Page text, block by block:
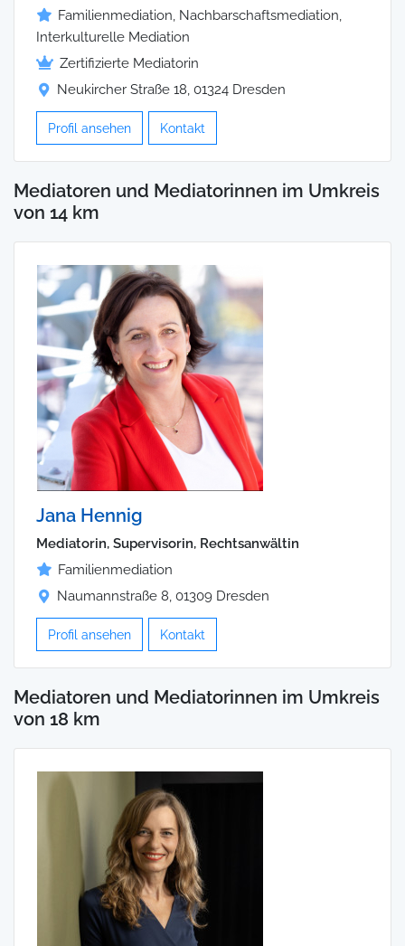
Familienmediation, Nachbarschaftsmediation,
Interkulturelle Mediation
Zertifizierte Mediatorin
Neukircher Straße 18, 01324 Dresden
Profil ansehen Kontakt
Mediatoren und Mediatorinnen im Umkreis
von 14 km
Jana Hennig
Mediatorin, Supervisorin, Rechtsanwältin
Familienmediation
Naumannstraße 8, 01309 Dresden
Profil ansehen Kontakt
Mediatoren und Mediatorinnen im Umkreis
von 18 km